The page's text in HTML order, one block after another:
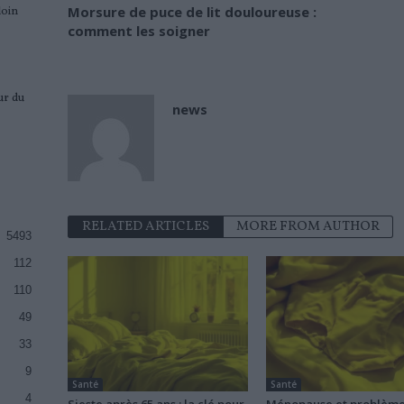
Morsure de puce de lit douloureuse :
comment les soigner
news
RELATED ARTICLES MORE FROM AUTHOR
Santé Santé
du
5493
112
110
49
33
9
4